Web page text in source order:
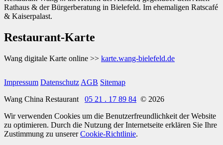
Rathaus & der Bürgerberatung in Bielefeld. Im ehemaligen Ratscafé
& Kaiserpalast.
Restaurant-Karte
Wang digitale Karte online >> karte.wang-bielefeld.de
Impressum Datenschutz AGB Sitemap
Wang China Restaurant
05 21 . 17 89 84 © 2026
Wir verwenden Cookies um die Benutzerfreundlichkeit der Website
zu optimieren. Durch die Nutzung der Internetseite erklären Sie Ihre
Zustimmung zu unsererCookie-Richtlinie.